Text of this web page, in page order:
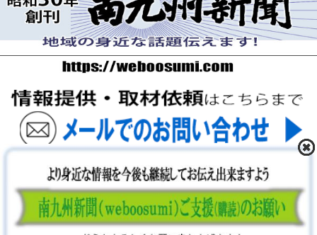
〒893-0061 鹿児島県鹿屋市上谷町9-5-5 FAX 0994-42-
3547